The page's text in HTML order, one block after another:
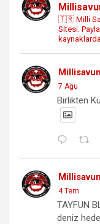
🇹🇷 Milli
Sitesi.
7 Ağu
Birlikten
4 Tem
TAYFUN
deniz